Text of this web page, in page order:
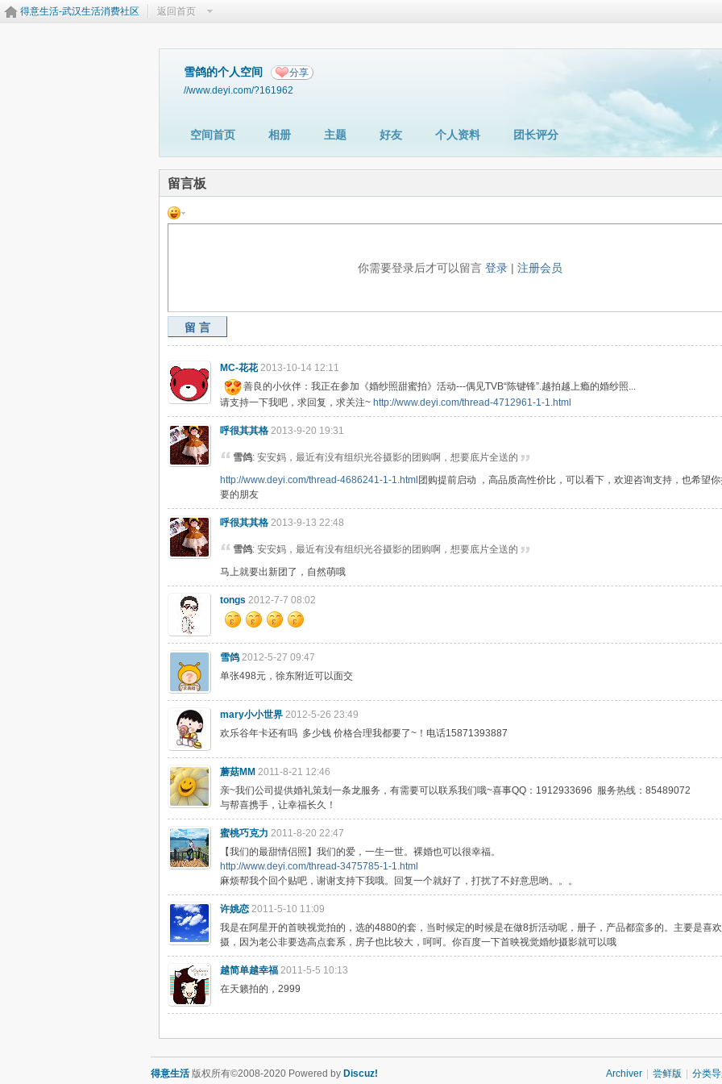
得意生活-武汉生活消费社区 返回首页
雪鸽的个人空间 分享
//www.deyi.com/?161962
空间首页 相册 主题 好友 个人资料 团长评分
留言板
你需要登录后才可以留言 登录| 注册会员
留言
MC-花花 2013-10-14 12:11
善良的小伙伴：我正在参加《婚纱照甜蜜拍》活动---偶见TVB“陈键锋”.越拍越上瘾的婚纱照...
请支持一下我吧，求回复，求关注~ http://www.deyi.com/thread-4712961-1-1.html
呼很其其格 2013-9-20 19:31
雪鸽: 安安妈，最近有没有组织光谷摄影的团购啊，想要底片全送的
http://www.deyi.com/thread-4686241-1-1.html 团购提前启动 ，高品质高性价比，可以看下，欢迎咨询支持，也希望
要的朋友
呼很其其格 2013-9-13 22:48
雪鸽: 安安妈，最近有没有组织光谷摄影的团购啊，想要底片全送的
马上就要出新团了，自然萌哦
tongs 2012-7-7 08:02
雪鸽 2012-5-27 09:47
单张498元，徐东附近可以面交
mary小小世界 2012-5-26 23:49
欢乐谷年卡还有吗 多少钱 价格合理我都要了~！电话15871393887
蘑菇MM 2011-8-21 12:46
亲~我们公司提供婚礼策划一条龙服务，有需要可以联系我们哦~喜事QQ：1912933696 服务热线：85489072
与帮喜携手，让幸福长久！
蜜桃巧克力 2011-8-20 22:47
【我们的最甜情侣照】我们的爱，一生一世。裸婚也可以很幸福。
http://www.deyi.com/thread-3475785-1-1.html
麻烦帮我个回个贴吧，谢谢支持下我哦。回复一个就好了，打扰了不好意思哟。。。
许姚恋 2011-5-10 11:09
我是在阿星开的首映视觉拍的，选的4880的套，当时候定的时候是在做8折活动呢，册子，产品都蛮多的。主要是喜
摄，因为老公非要选高点套系，房子也比较大，呵呵。你百度一下首映视觉婚纱摄影就可以哦
越简单越幸福 2011-5-5 10:13
在天籁拍的，2999
Archiver 尝鲜版 分类
得意生活 版权所有©2008-2020 Powered by Discuz!